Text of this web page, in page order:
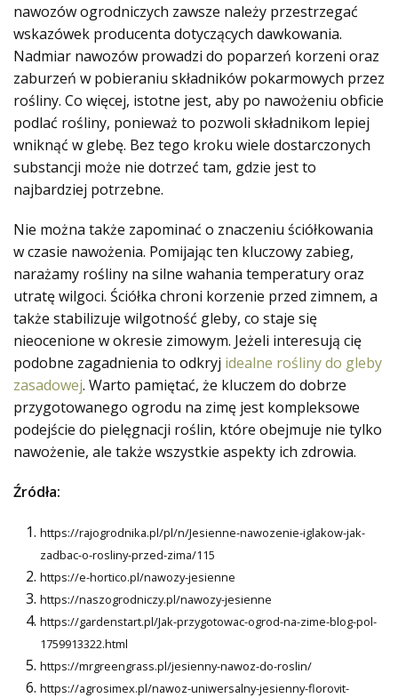
nawozów ogrodniczych zawsze należy przestrzegać
wskazówek producenta dotyczących dawkowania.
Nadmiar nawozów prowadzi do poparzeń korzeni oraz
zaburzeń w pobieraniu składników pokarmowych przez
rośliny. Co więcej, istotne jest, aby po nawożeniu obficie
podlać rośliny, ponieważ to pozwoli składnikom lepiej
wniknąć w glebę. Bez tego kroku wiele dostarczonych
substancji może nie dotrzeć tam, gdzie jest to
najbardziej potrzebne.
Nie można także zapominać o znaczeniu ściółkowania
w czasie nawożenia. Pomijając ten kluczowy zabieg,
narażamy rośliny na silne wahania temperatury oraz
utratę wilgoci. Ściółka chroni korzenie przed zimnem, a
także stabilizuje wilgotność gleby, co staje się
nieocenione w okresie zimowym. Jeżeli interesują cię
podobne zagadnienia to odkryj idealne rośliny do gleby
zasadowej. Warto pamiętać, że kluczem do dobrze
przygotowanego ogrodu na zimę jest kompleksowe
podejście do pielęgnacji roślin, które obejmuje nie tylko
nawożenie, ale także wszystkie aspekty ich zdrowia.
Źródła:
https://rajogrodnika.pl/pl/n/Jesienne-nawozenie-iglakow-jak-
zadbac-o-rosliny-przed-zima/115
https://e-hortico.pl/nawozy-jesienne
https://naszogrodniczy.pl/nawozy-jesienne
https://gardenstart.pl/Jak-przygotowac-ogrod-na-zime-blog-pol-
1759913322.html
https://mrgreengrass.pl/jesienny-nawoz-do-roslin/
https://agrosimex.pl/nawoz-uniwersalny-jesienny-florovit-